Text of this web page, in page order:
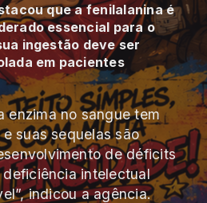
que a fenilalanina é
essencial para o
ingestão deve ser
em pacientes
enzima no sangue tem
suas sequelas são
de déficits
intelectual
indicou a agência.